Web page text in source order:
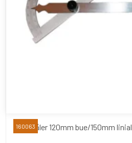
Gradmåler 120mm bue/150mm linial
160063